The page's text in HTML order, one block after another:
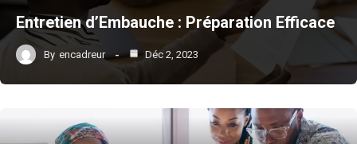
Entretien d’Embauche : Préparation Efficace
By encadreur Déc 2, 2023